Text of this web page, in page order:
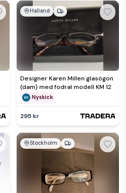
Halland
Designer Karen Millen glasögon
(dam) med fodral modell KM 12
Nyskick
295 kr
Stockholm